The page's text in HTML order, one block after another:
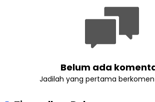
Belum ada
Jadilah yang pertama